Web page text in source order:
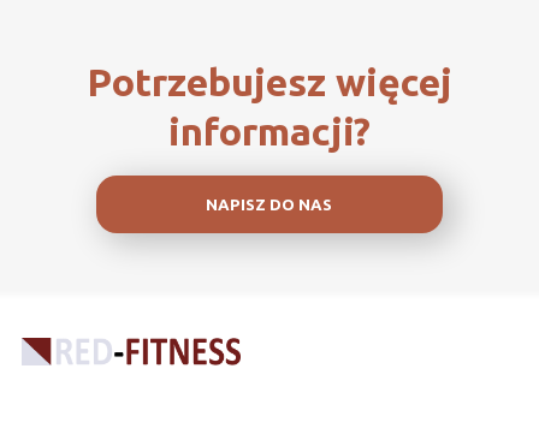
Potrzebujesz więcej
informacji?
NAPISZ DO NAS